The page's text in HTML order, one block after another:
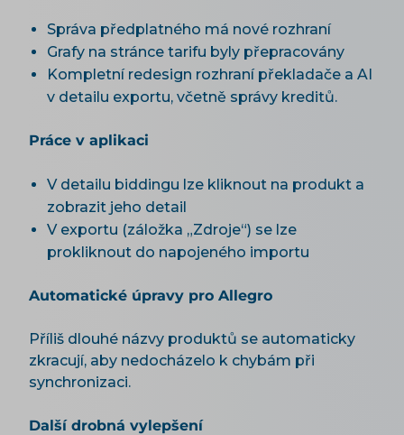
Správa předplatného má nové rozhraní
Grafy na stránce tarifu byly přepracovány
Kompletní redesign rozhraní překladače a AI
v detailu exportu, včetně správy kreditů.
Práce v aplikaci
V detailu biddingu lze kliknout na produkt a
zobrazit jeho detail
V exportu (záložka „Zdroje“) se lze
prokliknout do napojeného importu
Automatické úpravy pro Allegro
Příliš dlouhé názvy produktů se automaticky
zkracují, aby nedocházelo k chybám při
synchronizaci.
Další drobná vylepšení